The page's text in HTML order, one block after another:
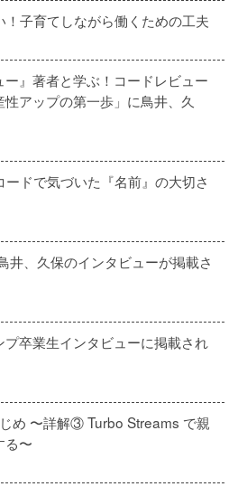
！子育てしながら働くための工夫
ー』著者と学ぶ！コードレビュー
アップの第一歩」に鳥井、久
ードで気づいた『名前』の大切さ
、久保のインタビューが掲載さ
卒業生インタビューに掲載され
め 〜詳解③ Turbo Streams で親
る〜